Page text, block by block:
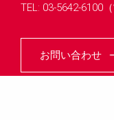
TEL: 03-5642-6100（
お問い合わせ